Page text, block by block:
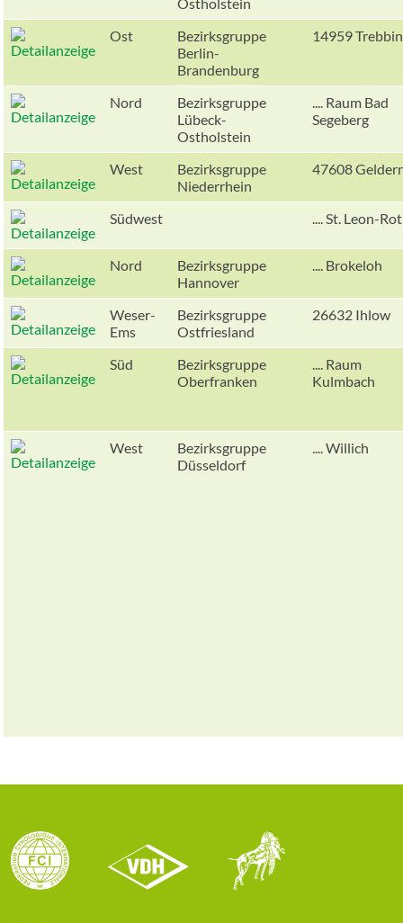
Ostholstein
Ost
Bezirksgruppe
Berlin-
Brandenburg
14959 Trebbin
Nord
Bezirksgruppe
Lübeck-
Ostholstein
.... Raum Bad
Segeberg
West
Bezirksgruppe
Niederrhein
47608
Südwest .... St. Leon-Rot
Nord
Bezirksgruppe
Hannover
.... Brokeloh
Weser-
Ems
Bezirksgruppe
Ostfriesland
26632 Ihlow
Süd
Bezirksgruppe
Oberfranken
.... Raum
Kulmbach
West
Bezirksgruppe
Düsseldorf
.... Willich